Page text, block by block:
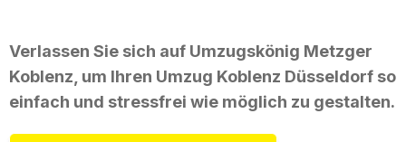
Verlassen Sie sich auf Umzugskönig Metzger
Koblenz, um Ihren Umzug Koblenz Düsseldorf so
einfach und stressfrei wie möglich zu gestalten.